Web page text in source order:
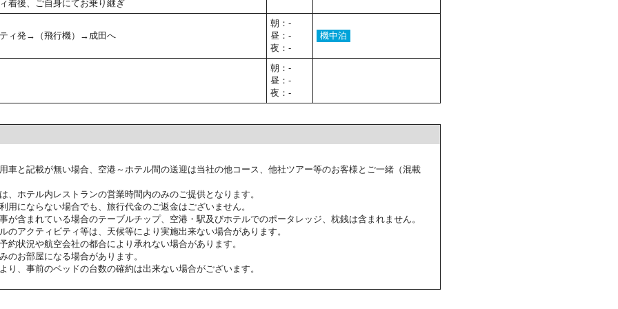
着後、ご自身にてお乗り継ぎ
ィ発→（飛行機）→成田へ
朝：-
昼：-
夜：-
機中泊
朝：-
昼：-
夜：-
車と記載が無い場合、空港～ホテル間の送迎は当社の他コース、他社ツアー等のお客様とご一緒（混載
、ホテル内レストランの営業時間内のみのご提供となります。
用にならない場合でも、旅行代金のご返金はございません。
が含まれている場合のテーブルチップ、空港・駅及びホテルでのポータレッジ、枕銭は含まれません。
のアクティビティ等は、天候等により実施出来ない場合があります。
約状況や航空会社の都合により承れない場合があります。
のお部屋になる場合があります。
り、事前のベッドの台数の確約は出来ない場合がございます。